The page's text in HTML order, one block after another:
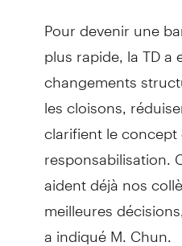
Pour devenir une
plus rapide, la TD a
changements
les cloisons,
clarifient le
responsabilisation.
aident déjà nos
meilleures
a indiqué M. Chun.